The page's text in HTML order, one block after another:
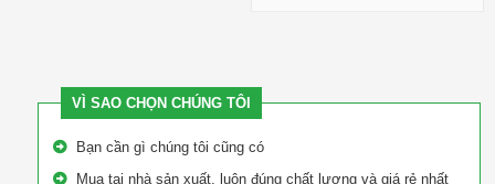
VÌ SAO CHỌN CHÚNG TÔI
Bạn cần gì chúng tôi cũng có
Mua tại nhà sản xuất, luôn đúng chất lượng và giá rẻ nhất